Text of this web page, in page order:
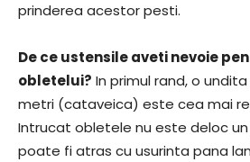
prinderea acestor pesti.
De ce ustensile aveti nevoie
obletelui? In primul rand, o
metri (cataveica) este cea mai
Intrucat obletele nu este deloc
poate fi atras cu usurinta pana